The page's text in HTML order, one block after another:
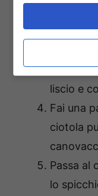
Riporta
ciotola
inizia ad
liscio e
Fai una
ciotola
Passa al
lo